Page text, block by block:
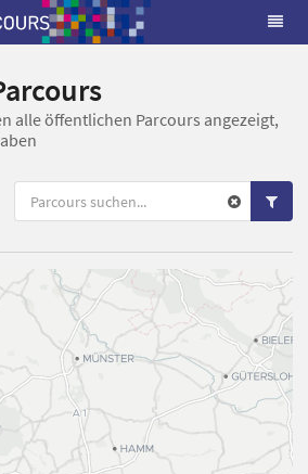
alle öffentlichen Parcours angezeigt,